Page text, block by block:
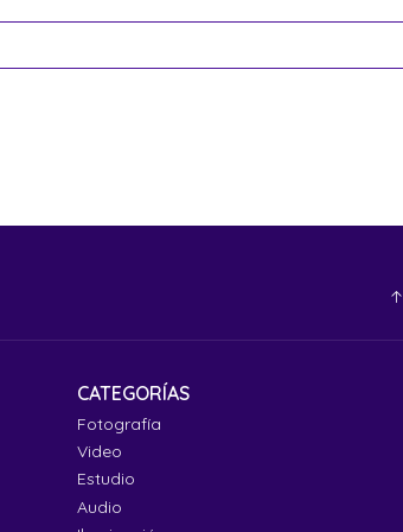
CATEGORÍAS
Fotografía
Video
Estudio
Audio